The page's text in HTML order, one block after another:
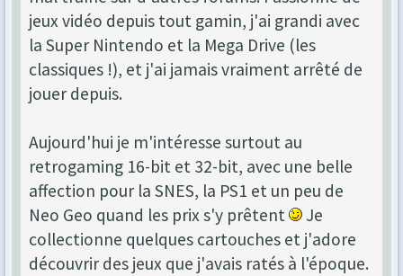
jeux vidéo depuis tout gamin, j'ai grandi avec
la Super Nintendo et la Mega Drive (les
classiques !), et j'ai jamais vraiment arrêté de
jouer depuis.
Aujourd'hui je m'intéresse surtout au
retrogaming 16-bit et 32-bit, avec une belle
affection pour la SNES, la PS1 et un peu de
Neo Geo quand les prix s'y prêtent
Je
collectionne quelques cartouches et j'adore
découvrir des jeux que j'avais ratés à l'époque.